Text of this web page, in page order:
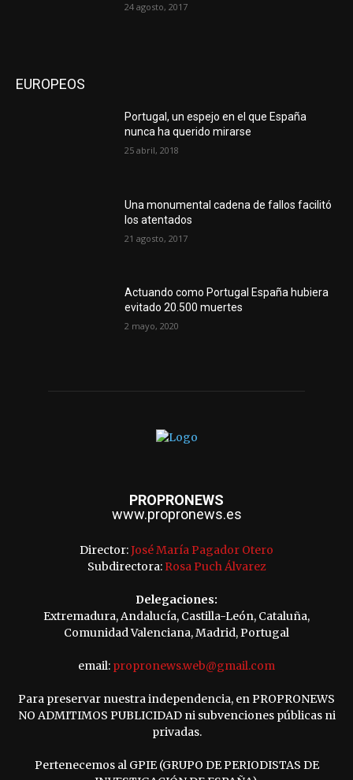
24 agosto, 2017
EUROPEOS
Portugal, un espejo en el que España
nunca ha querido mirarse
25 abril, 2018
Una monumental cadena de fallos facilitó
los atentados
21 agosto, 2017
Actuando como Portugal España hubiera
evitado 20.500 muertes
2 mayo, 2020
PROPRONEWS
www.propronews.es
Director:José María Pagador Otero
Subdirectora: Rosa Puch Álvarez
Delegaciones:
Extremadura, Andalucía, Castilla-León, Cataluña,
Comunidad Valenciana, Madrid, Portugal
email: propronews.web@gmail.com
Para preservar nuestra independencia, en PROPRONEWS
NO ADMITIMOS PUBLICIDAD ni subvenciones públicas ni
privadas.
Pertenecemos al GPIE (GRUPO DE PERIODISTAS DE